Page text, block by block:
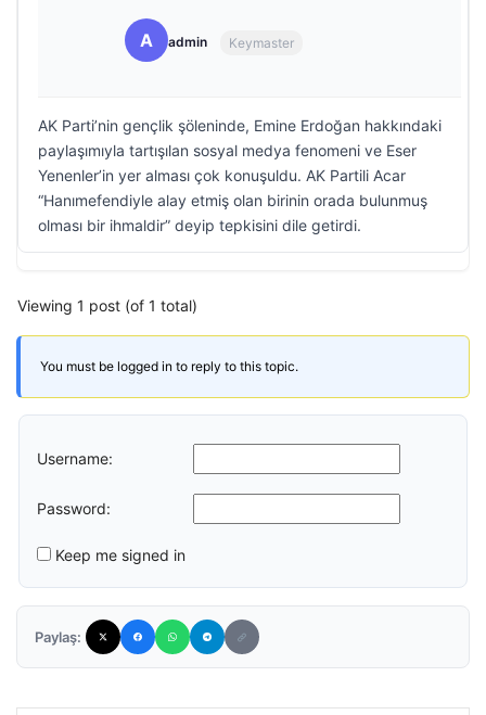
A admin Keymaster
AK Parti’nin gençlik şöleninde, Emine Erdoğan hakkındaki
paylaşımıyla tartışılan sosyal medya fenomeni ve Eser
Yenenler’in yer alması çok konuşuldu. AK Partili Acar
“Hanımefendiyle alay etmiş olan birinin orada bulunmuş
olması bir ihmaldir” deyip tepkisini dile getirdi.
Viewing 1 post (of 1 total)
You must be logged in to reply to this topic.
Username:
Password:
Keep me signed in
Paylaş: